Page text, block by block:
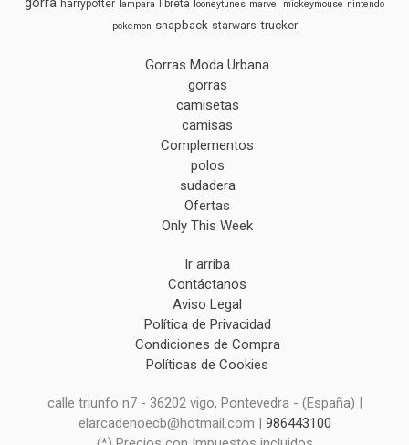
harrypotter lampara libreta looneytunes marvel mickeymouse nintendo
pokemon snapback starwars trucker
Gorras Moda Urbana
gorras
camisetas
camisas
Complementos
polos
sudadera
Ofertas
Only This Week
Ir arriba
Contáctanos
Aviso Legal
Política de Privacidad
Condiciones de Compra
Políticas de Cookies
calle triunfo n7 - 36202 vigo, Pontevedra - (España) |
elarcadenoecb@hotmail.com | 986443100